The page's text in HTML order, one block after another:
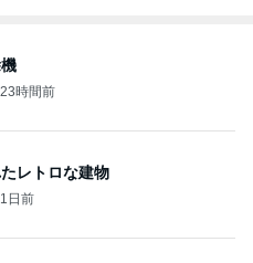
23時間前
レトロな建物
1日前